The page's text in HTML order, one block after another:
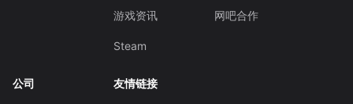
游戏资讯
Steam
网吧合作
公司 友情链接